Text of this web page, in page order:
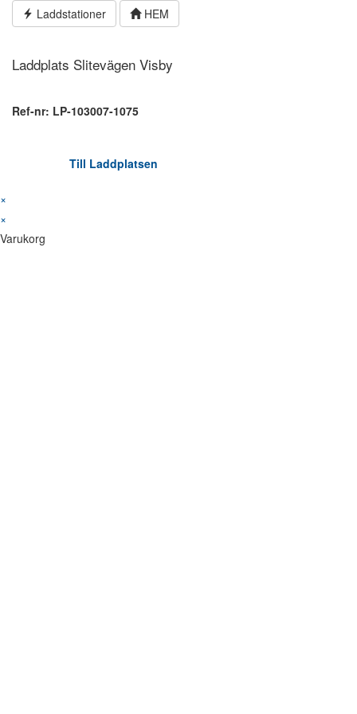
Hoppa Laddstationer HEM
Laddplats Slitevägen Visby
Ref-nr: LP-103007-1075
Till Laddplatsen
×
×
Varukorg